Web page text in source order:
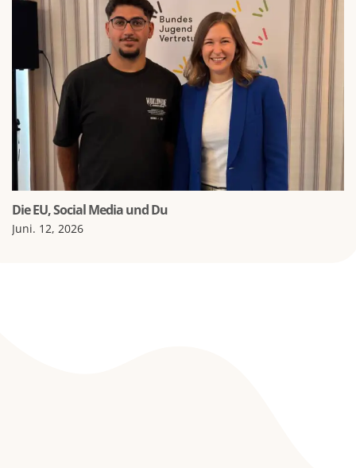
Die EU, Social Media und Du
Juni. 12, 2026